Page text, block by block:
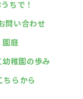
ちで！
問い合わせ
園庭
幼稚園の歩み
ちらから